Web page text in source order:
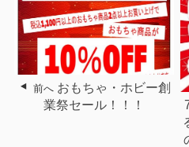
前へ おもちゃ・ホビー創
業祭セール！！！